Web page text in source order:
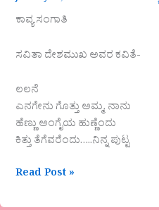
ಕಾವ್ಯ ಸಂಗಾತಿ
ಸವಿತಾ ದೇಶಮುಖ ಅವರ ಕವಿತೆ-
ಲಲನೆ
ಎನಗೇನು ಗೊತ್ತು ಅಮ್ಮ, ನಾನು
ಹೆಣ್ಣು ಅಂಗೈಯ ಹುಣ್ಣೆಂದು
ಕಿತ್ತು ತೆಗೆವರೆಂದು…..ನಿನ್ನ ಪುಟ್ಟ
Read Post »